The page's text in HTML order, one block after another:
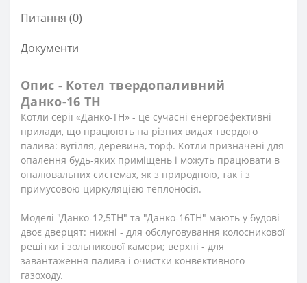
Питання (0)
Документи
Опис - Котел твердопаливний
Данко-16 ТН
Котли серії «Данко-ТН» - це сучасні енергоефективні
прилади, що працюють на різних видах твердого
палива: вугілля, деревина, торф. Котли призначені для
опалення будь-яких приміщень і можуть працювати в
опалювальних системах, як з природною, так і з
примусовою циркуляцією теплоносія.
Моделі "Данко-12,5ТН" та "Данко-16ТН" мають у будові
двоє дверцят: нижні - для обслуговування колосникової
решітки і зольникової камери; верхні - для
завантаження палива і очистки конвективного
газоходу.